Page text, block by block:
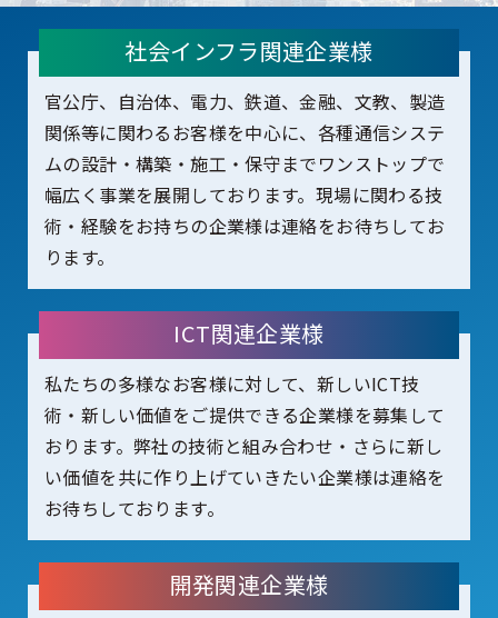
社会インフラ関連企業様
官公庁、自治体、電力、鉄道、金融、文教、製造
関係等に関わるお客様を中心に、各種通信システ
ムの設計・構築・施工・保守までワンストップで
幅広く事業を展開しております。現場に関わる技
術・経験をお持ちの企業様は連絡をお待ちしてお
ります。
ICT関連企業様
私たちの多様なお客様に対して、新しいICT技
術・新しい価値をご提供できる企業様を募集して
おります。弊社の技術と組み合わせ・さらに新し
い価値を共に作り上げていきたい企業様は連絡を
お待ちしております。
開発関連企業様